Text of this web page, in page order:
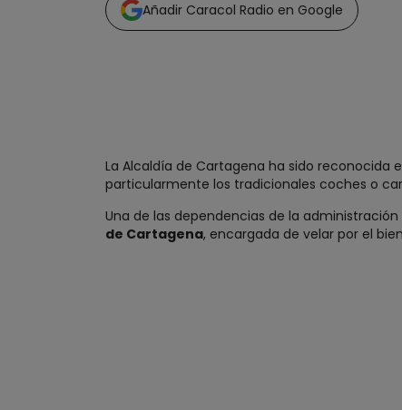
Añadir Caracol Radio en Google
La Alcaldía de Cartagena ha sido reconocida
particularmente los tradicionales coches o
Una de las dependencias de la
de Cartagena, encargada de velar por el